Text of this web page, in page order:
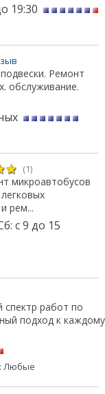
19:30
Ремонт
обслуживание.
(1)
микроавтобусов
рем...
с 9 до 15
спектр работ по
подход к каждому
Любые